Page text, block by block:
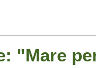
"Mare